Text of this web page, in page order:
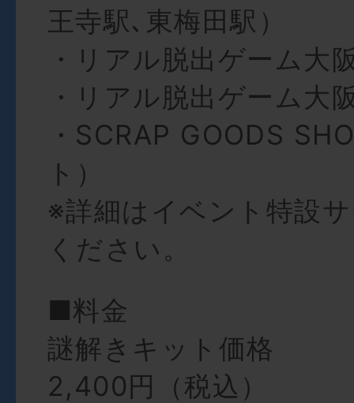
王寺駅､東梅田駅）
・リアル脱出ゲーム大
・リアル脱出ゲーム大
・SCRAP GOODS
ト）
※詳細はイベント特設
ください。
■料金
謎解きキット価格
2,400円（税込）